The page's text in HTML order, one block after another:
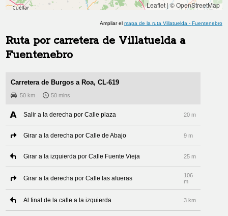
Leaflet|© OpenStreetMap
Ampliar el mapa de la ruta Villatuelda - Fuentenebro
Ruta por carretera de Villatueldaa
Fuentenebro
Carretera de Burgos a Roa, CL-619
50 km 50 mins
Salir a la derecha por Calle plaza 20 m
Girar a la derecha por Calle de Abajo 9 m
Girar a la izquierda por Calle Fuente Vieja 25 m
Girar a la derecha por Calle las afueras
106
m
Al final de la calle a la izquierda 3 km